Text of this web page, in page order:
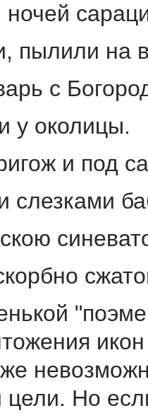
пылили на
с
у околицы.
и под
слезками
цели. Но